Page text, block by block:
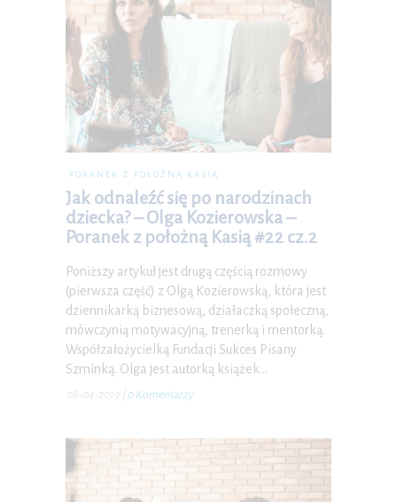
PORANEK Z POŁOŻNĄ KASIĄ
Jak odnaleźć się po narodzinach
dziecka? – Olga Kozierowska –
Poranek z położną Kasią #22 cz.2
Poniższy artykuł jest drugą częścią rozmowy
(pierwsza część) z Olgą Kozierowską, która jest
dziennikarką biznesową, działaczką społeczną,
mówczynią motywacyjną, trenerką i mentorką.
Współzałożycielką Fundacji Sukces Pisany
Szminką. Olga jest autorką książek…
08-04-2019 0 Komentarzy